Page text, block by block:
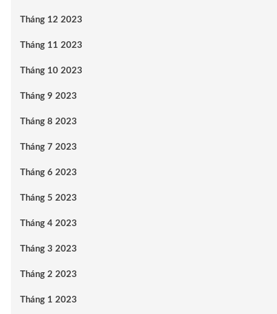
Tháng 12 2023
Tháng 11 2023
Tháng 10 2023
Tháng 9 2023
Tháng 8 2023
Tháng 7 2023
Tháng 6 2023
Tháng 5 2023
Tháng 4 2023
Tháng 3 2023
Tháng 2 2023
Tháng 1 2023